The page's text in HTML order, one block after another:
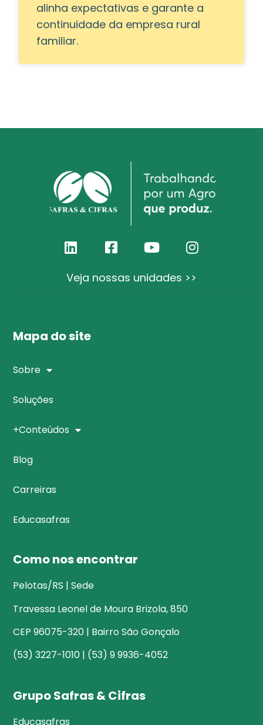
alinha expectativas e garante a
continuidade da empresa rural
familiar.
Veja nossas unidades >>
Mapa do site
Sobre
Soluções
+Conteúdos
Blog
Carreiras
Educasafras
Como nos encontrar
Pelotas/RS | Sede
Travessa Leonel de Moura Brizola, 850
CEP 96075-320 | Bairro São Gonçalo
(53) 3227-1010 | (53) 9 9936-4052
Grupo Safras & Cifras
Educasafras